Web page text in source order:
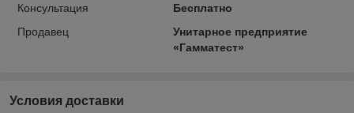
Консультация
Бесплатно
Продавец
Унитарное предприятие
«Гамматест»
Условия доставки